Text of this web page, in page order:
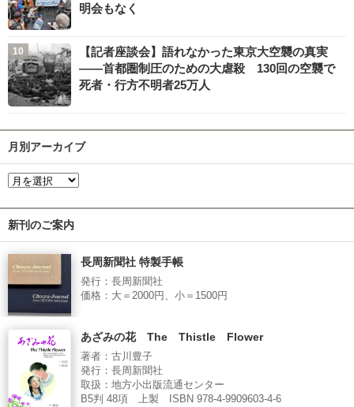
明会もなく
【記者座談会】語れなかった東京大空襲の真実
――首都圏制圧のための大虐殺 130回の空襲で
死者・行方不明者25万人
月別アーカイブ
新刊のご案内
長周新聞社 特製手帳
発行：長周新聞社
価格：大＝2000円、小＝1500円
あざみの花 The Thistle Flower
著者：古川豊子
発行：長周新聞社
取扱：地方小出版流通センター
B5判 48項 上製 ISBN 978-4-9909603-4-6